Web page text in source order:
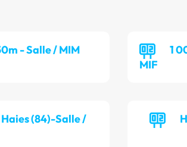
- Salle / MIM
1
MIF
(84)-Salle /